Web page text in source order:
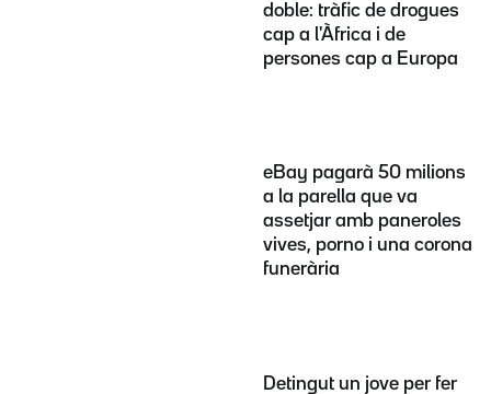
doble: tràfic de drogues
cap a l'Àfrica i de
persones cap a Europa
eBay pagarà 50 milions
a la parella que va
assetjar amb paneroles
vives, porno i una corona
funerària
Detingut un jove per fer